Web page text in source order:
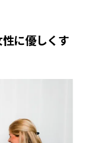
性に優しくす